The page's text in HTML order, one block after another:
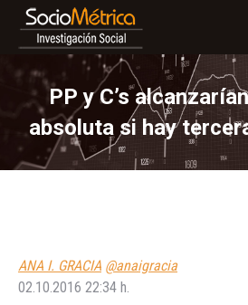
PP y C’s
absoluta si hay
ANA I. GRACIA @anaigracia
02.10.2016 22:34 h.